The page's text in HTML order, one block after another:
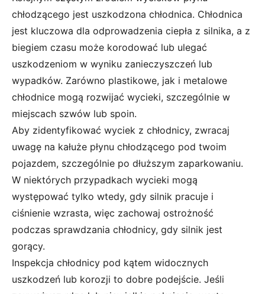
chłodzącego jest uszkodzona chłodnica. Chłodnica
jest kluczowa dla odprowadzenia ciepła z silnika, a z
biegiem czasu może korodować lub ulegać
uszkodzeniom w wyniku zanieczyszczeń lub
wypadków. Zarówno plastikowe, jak i metalowe
chłodnice mogą rozwijać wycieki, szczególnie w
miejscach szwów lub spoin.
Aby zidentyfikować wyciek z chłodnicy, zwracaj
uwagę na kałuże płynu chłodzącego pod twoim
pojazdem, szczególnie po dłuższym zaparkowaniu.
W niektórych przypadkach wycieki mogą
występować tylko wtedy, gdy silnik pracuje i
ciśnienie wzrasta, więc zachowaj ostrożność
podczas sprawdzania chłodnicy, gdy silnik jest
gorący.
Inspekcja chłodnicy pod kątem widocznych
uszkodzeń lub korozji to dobre podejście. Jeśli